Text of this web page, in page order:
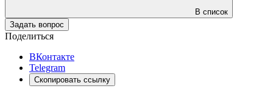
В список
Задать вопрос
Поделиться
ВКонтакте
Telegram
Скопировать ссылку